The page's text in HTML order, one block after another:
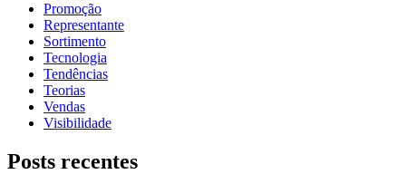
Promoção
Representante
Sortimento
Tecnologia
Tendências
Teorias
Vendas
Visibilidade
Posts recentes